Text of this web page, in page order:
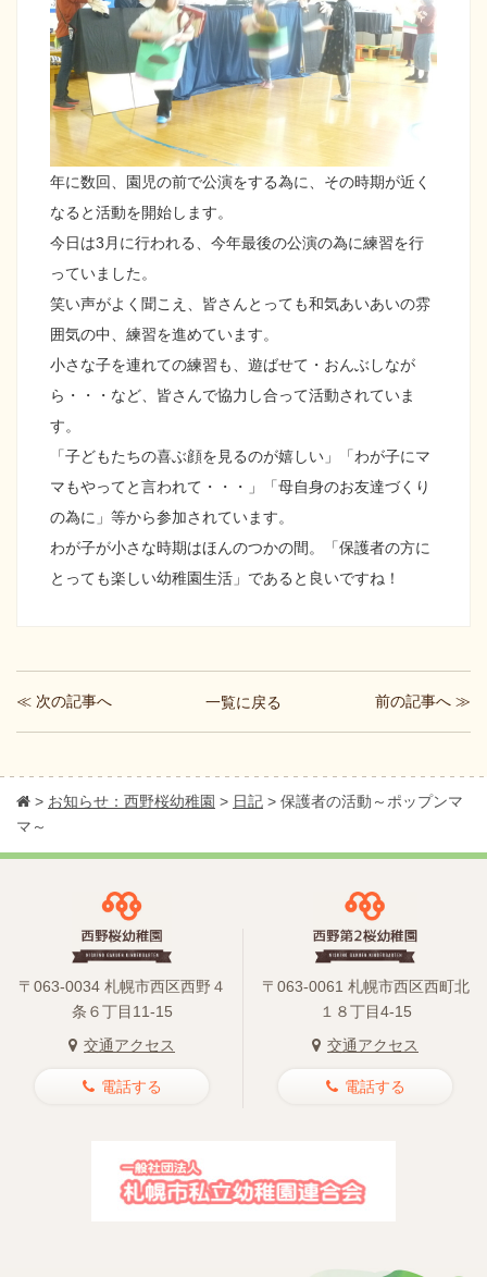
年に数回、園児の前で公演をする為に、その時期が近く
なると活動を開始します。
今日は3月に行われる、今年最後の公演の為に練習を行
っていました。
笑い声がよく聞こえ、皆さんとっても和気あいあいの雰
囲気の中、練習を進めています。
小さな子を連れての練習も、遊ばせて・おんぶしなが
ら・・・など、皆さんで協力し合って活動されていま
す。
「子どもたちの喜ぶ顔を見るのが嬉しい」「わが子にマ
マもやってと言われて・・・」「母自身のお友達づくり
の為に」等から参加されています。
わが子が小さな時期はほんのつかの間。「保護者の方に
とっても楽しい幼稚園生活」であると良いですね！
≪ 次の記事へ 一覧に戻る 前の記事へ ≫
> お知らせ：西野桜幼稚園 > 日記 > 保護者の活動～ポップンマ
マ～
〒063-0034 札幌市西区西野４
条６丁目11-15
交通アクセス
電話する
〒063-0061 札幌市西区西町北
１８丁目4-15
交通アクセス
電話する